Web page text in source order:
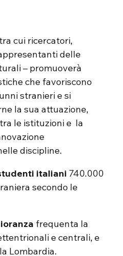
cui ricercatori,
delle
– promuoverà
che favoriscono
stranieri e si
la sua attuazione,
le istituzioni e la
discipline.
italiani 740.000
secondo le
frequenta la
e centrali, e
Lombardia.